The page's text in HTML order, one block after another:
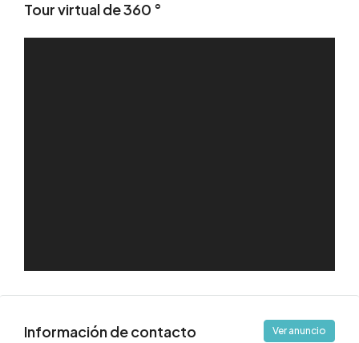
Tour virtual de 360 ​​°
Información de contacto Ver anuncio